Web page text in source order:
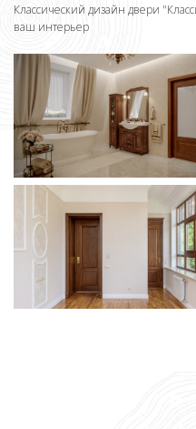
Классический дизайн двери "
ваш интерьер